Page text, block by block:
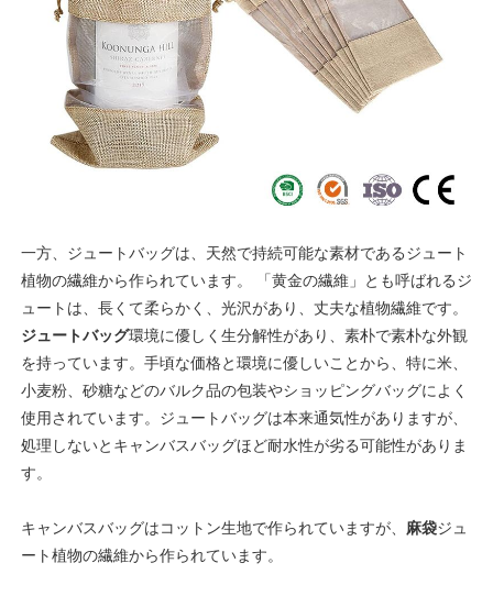
一方、ジュートバッグは、天然で持続可能な素材であるジュート
植物の繊維から作られています。 「黄金の繊維」とも呼ばれるジ
ュートは、長くて柔らかく、光沢があり、丈夫な植物繊維です。
ジュートバッグ環境に優しく生分解性があり、素朴で素朴な外観
を持っています。手頃な価格と環境に優しいことから、特に米、
小麦粉、砂糖などのバルク品の包装やショッピングバッグによく
使用されています。ジュートバッグは本来通気性がありますが、
処理しないとキャンバスバッグほど耐水性が劣る可能性がありま
す。
キャンバスバッグはコットン生地で作られていますが、 麻袋ジュ
ート植物の繊維から作られています。